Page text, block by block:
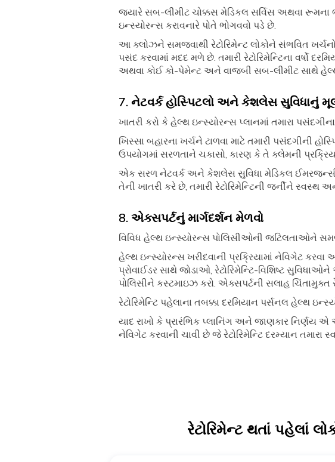
જ્યારે સબ-લીમીટ ચોક્કસ મેડિકલ સર્વિસ અથવા રૂમના
ઇન્સ્યોરન્સ કરાવનારે પોતે ભોગવવો પડે છે.
આ ક્લોઝને સમજવાથી રેટોરિમેન્ટ લોકોને સંભવિત
પસંદ કરવામાં મદદ મળે છે. તમારી રેટોરિમેન્ટિના વર્ષો
અથવા કોઈ કો-પેમેન્ટ અને વાજબી સબ-લીમીટ સાથે
7. નેટવર્ક હોસ્પિટલો અને કેશલેસ સુવિધાનું
ખાતરી કરો કે હેલ્થ ઇન્સ્યોરન્સ પ્લાનમાં તમારા
ખિસ્સા બહારના ખર્ચને ટાળવા માટે તમારી પસંદગીની
ઉપયોગમાં સરળતાને ચકાસો, કારણ કે તે ક્લેમની
એક સરળ નેટવર્ક અને કેશલેસ સુવિધા મેડિકલ ઈમરજન્સી
તેની ખાતરી કરે છે, તમારી રેટોરિમેન્ટિની જર્નીને
8. એક્સપર્ટનું માર્ગદર્શન મેળવો
વિવિધ હેલ્થ ઇન્સ્યોરન્સ પોલિસીઓની જટિલતાઓને
હેલ્થ ઇન્સ્યોરન્સ ખરીદવાની પ્રક્રિયામાં નેવિગેટ કરવા
પ્રોવાઈડર સાથે જોડાઓ, રેટોરિમેન્ટિ-વિશિષ્ટ
પોલિસીને કસ્ટમાઇઝ કરો. એક્સપર્ટની સલાહ ચિંતામુક્ત
રેટોરિમેન્ટિ પહેલાના તબક્કા દરમિયાન પર્સનલ હેલ્થ
યાદ રાખો કે પ્રારંભિક પ્લાનિંગ અને જાણકાર નિર્ણય
નેવિગેટ કરવાની ચાવી છે જે રેટોરિમેન્ટિ દરમ્યાન
રેટોરિમેન્ટ થતાં પહેલાં